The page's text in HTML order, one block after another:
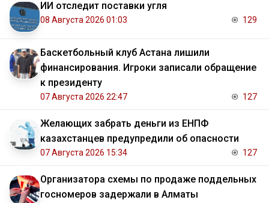
ИИ отследит поставки угля
08 Августа 2026 01:03 129
Баскетбольный клуб Астана лишили
финансирования. Игроки записали обращение
к президенту
07 Августа 2026 22:47 127
Желающих забрать деньги из ЕНПФ
казахстанцев предупредили об опасности
07 Августа 2026 15:34 127
Организатора схемы по продаже поддельных
госномеров задержали в Алматы